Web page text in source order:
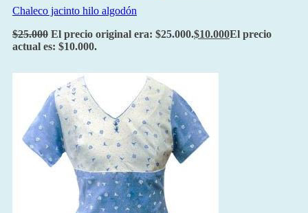
Chaleco jacinto hilo algodón
$25.000 El precio original era: $25.000.$10.000El precio
actual es: $10.000.